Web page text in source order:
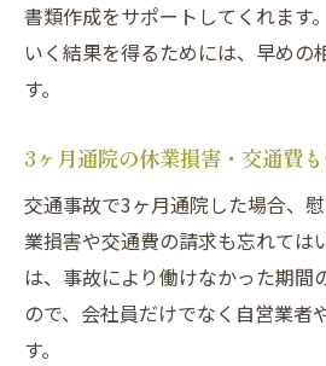
書類作成をサポートしてくれます
いく結果を得るためには、早めの
す。
3ヶ月通院の休業損害・交通費
交通事故で3ヶ月通院した場合、
業損害や交通費の請求も忘れては
は、事故により働けなかった期間
ので、会社員だけでなく自営業者
す。